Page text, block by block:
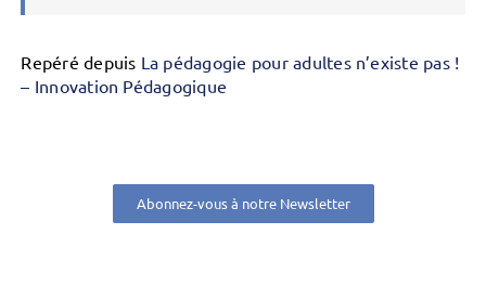
Repéré depuis La pédagogie pour adultes n’existe pas !
– Innovation Pédagogique
Abonnez-vous à notre Newsletter